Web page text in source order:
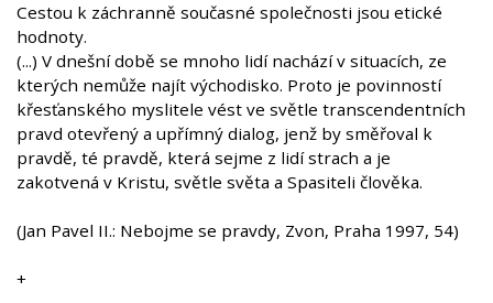
Cestou k záchranně současné společnosti jsou etické
hodnoty.
(...) V dnešní době se mnoho lidí nachází v situacích, ze
kterých nemůže najít východisko. Proto je povinností
křesťanského myslitele vést ve světle transcendentních
pravd otevřený a upřímný dialog, jenž by směřoval k
pravdě, té pravdě, která sejme z lidí strach a je
zakotvená v Kristu, světle světa a Spasiteli člověka.
(Jan Pavel II.: Nebojme se pravdy, Zvon, Praha 1997, 54)
+